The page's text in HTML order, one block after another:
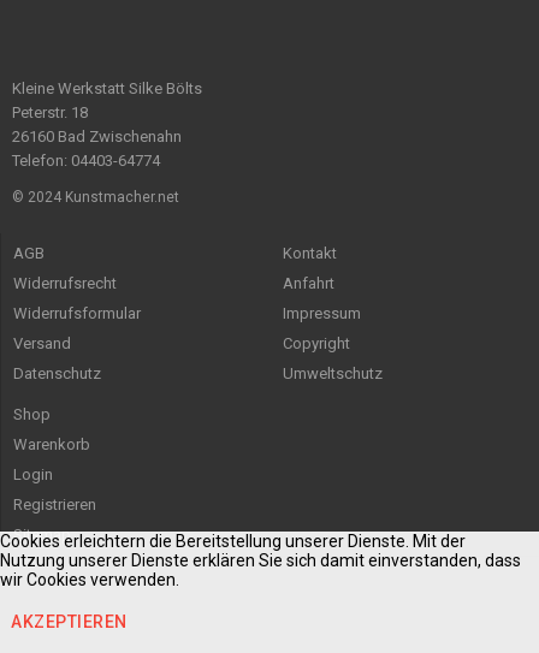
Kleine Werkstatt Silke Bölts
Peterstr. 18
26160 Bad Zwischenahn
Telefon: 04403-64774
© 2024 Kunstmacher.net
AGB
Widerrufsrecht
Widerrufsformular
Versand
Datenschutz
Kontakt
Anfahrt
Impressum
Copyright
Umweltschutz
Shop
Warenkorb
Login
Registrieren
Sitemap
Cookies erleichtern die Bereitstellung unserer Dienste. Mit der
Nutzung unserer Dienste erklären Sie sich damit einverstanden, dass
wir Cookies verwenden.
AKZEPTIEREN